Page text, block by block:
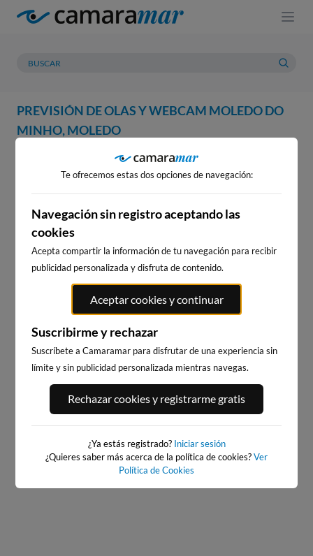
PREVISIÓN DE OLAS Y WEBCAM MOLEDO DO
MINHO, MOLEDO
PREVISIÓN METEOROLOGÍA
WEBCAM MOLEDO DO MINHO,
MOLEDO
WEBCAMS CERCANAS
30km · Baiona
0.1 m CHOPI
BAIONA_SANTA_MARTA
30km · Baiona
Te ofrecemos estas dos opciones de navegación:
Navegación sin registro aceptando las
cookies
Acepta compartir la información de tu navegación para recibir
publicidad personalizada y disfruta de contenido.
Aceptar cookies y continuar
Suscribirme y rechazar
Suscríbete a Camaramar para disfrutar de una experiencia sin
límite y sin publicidad personalizada mientras navegas.
Rechazar cookies y registrarme gratis
¿Ya estás registrado? Iniciar sesión
¿Quieres saber más acerca de la política de cookies?Ver
Política de Cookies